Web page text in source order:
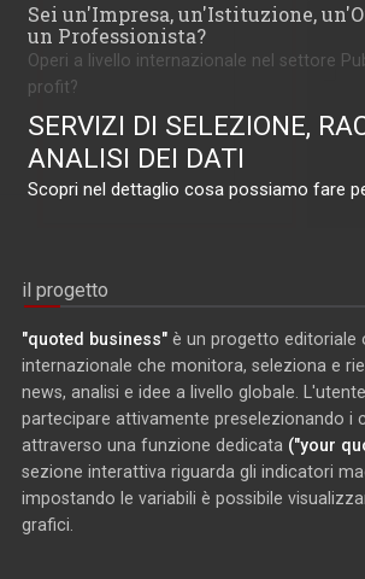
Sei un'Impresa, un'Istituzione,
un Professionista?
Operi a livello internazionale nel settore
profit?
SERVIZI DI SELEZIONE,
ANALISI DEI DATI
Scopri nel dettaglio cosa possiamo fare
il progetto
"quoted business" è un progetto editoriale
internazionale che monitora, seleziona e
news, analisi e idee a livello globale.
partecipare attivamente preselezionando i
attraverso una funzione dedicata ("your
sezione interattiva riguarda gli indicatori
impostando le variabili è possibile
grafici.